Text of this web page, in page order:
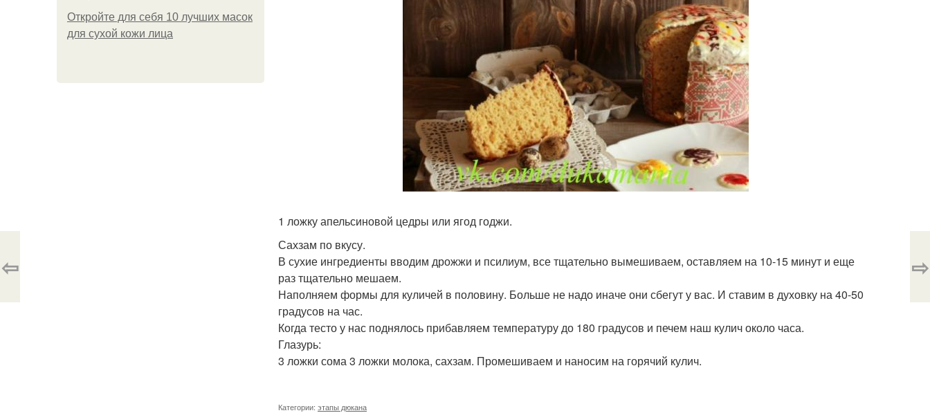
Откройте для себя 10 лучших масок
для сухой кожи лица
1 ложку апельсиновой цедры или ягод годжи.
Сахзам по вкусу.
В сухие ингредиенты вводим дрожжи и псилиум, все тщательно вымешиваем, оставляем на 10-15 минут и еще
раз тщательно мешаем.
Наполняем формы для куличей в половину. Больше не надо иначе они сбегут у вас. И ставим в духовку на 40-50
градусов на час.
Когда тесто у нас поднялось прибавляем температуру до 180 градусов и печем наш кулич около часа.
Глазурь:
3 ложки сома 3 ложки молока, сахзам. Промешиваем и наносим на горячий кулич.
Категории: этапы дюкана
⇦ ⇨